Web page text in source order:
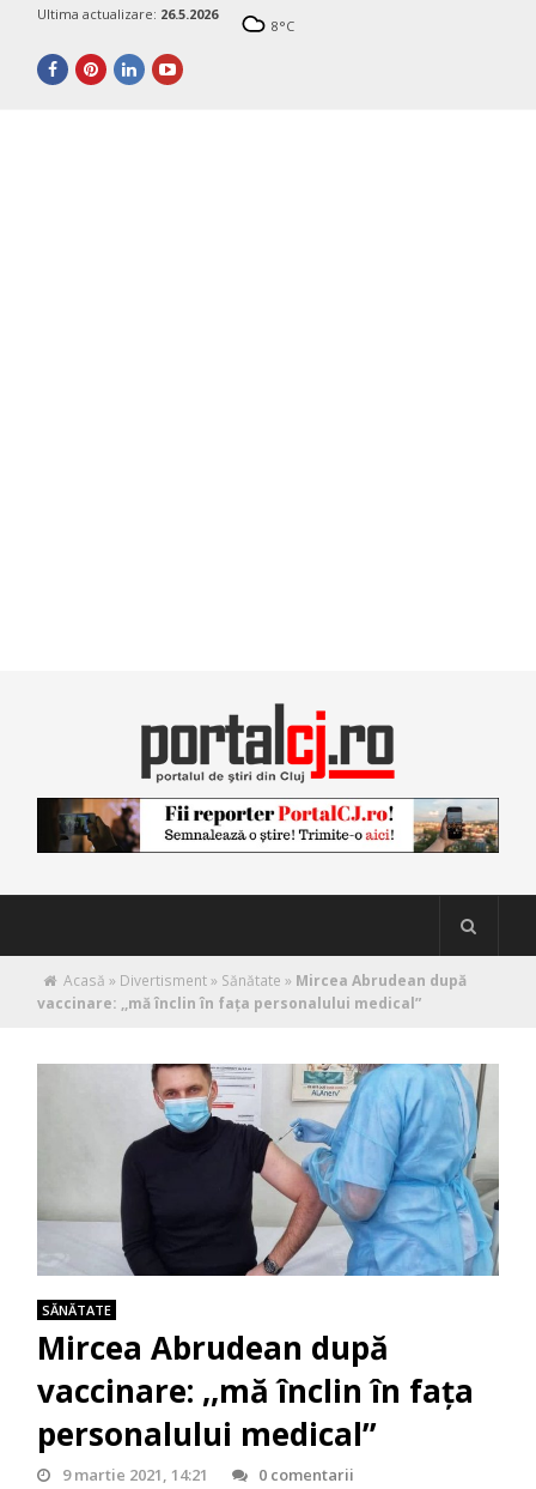
Ultima actualizare: 26.5.2026
8°C
Acasă » Divertisment» Sănătate » Mircea Abrudean după
vaccinare: ,,mă înclin în fața personalului medical”
SĂNĂTATE
Mircea Abrudean după
vaccinare: ,,mă înclin în fața
personalului medical”
9 martie 2021, 14:21 0 comentarii